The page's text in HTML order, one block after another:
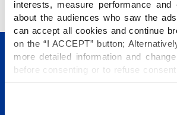
interests, measure performance and
about the audiences who saw the
can accept all cookies and continue
on the “I ACCEPT” button;
more detailed information and
before consenting or to refuse
"Personalize" button. For more